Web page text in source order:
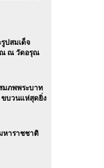
ปสมเด็จ
ณ ณ วัดอรุณ
มภพพระบาท
ขบวนแห่สุดยิ่ง
หาราชชาติ